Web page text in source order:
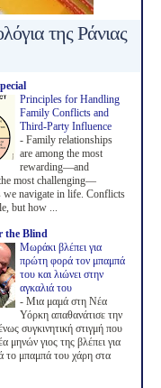
της Ράνιας
Principles for Handling
Family Conflicts and
Third-Party Influence
- Family relationships
are among the most
rewarding—and
most challenging—
we navigate in life. Conflicts
but how ...
the Blind
Μωράκι βλέπει για
πρώτη φορά τον μπαμπά
του και λιώνει στην
αγκαλιά του
- Μια μαμά στη Νέα
Υόρκη απαθανάτισε την
συγκινητική στιγμή που
μηνών γιος της βλέπει για
το μπαμπά του χάρη στα